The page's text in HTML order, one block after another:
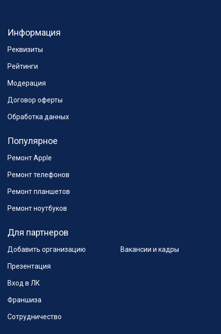
Для партнеров
Добавить организацию
Презентация
Вход в ЛК
Франшиза
Сотрудничество
Вакансии и кадры
Популярное
Ремонт Apple
Ремонт телефонов
Ремонт планшетов
Ремонт ноутбуков
Информация
Реквизиты
Рейтинги
Модерация
Договор оферты
Обработка данных